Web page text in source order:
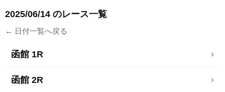
2025/06/14 のレース一覧
← 日付一覧へ戻る
函館 1R ›
函館 2R ›